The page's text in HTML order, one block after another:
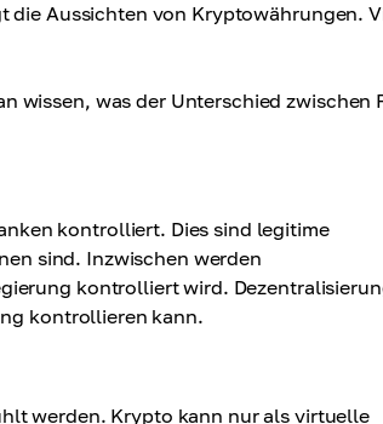
die Aussichten von Kryptowährungen.
wissen, was der Unterschied zwischen
kontrolliert. Dies sind legitime
sind. Inzwischen werden
kontrolliert wird.
kontrollieren kann.
werden. Krypto kann nur als virtuelle